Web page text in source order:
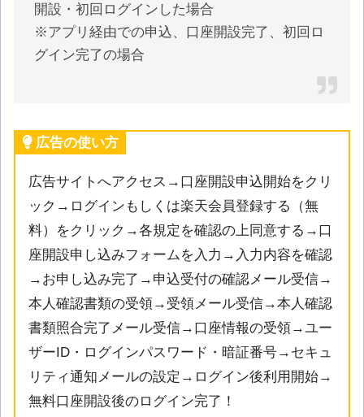
開設・初回ログインした場合
※アプリ経由での申込、口座開設完了、初回ロ
グイン完了の場合
広告の使い方
広告サイトへアクセス→口座開設申込開始をクリ
ック→ログインもしくは楽天会員登録する（無
料）をクリック→各規定を確認の上同意する→口
座開設申し込みフォームを入力→入力内容を確認
→お申し込み完了→申込受付の確認メール受信→
本人確認書類の受領→受領メール受信→本人確認
書類照合完了メール受信→口座情報の受領→ユー
ザーID・ログインパスワード・暗証番号→セキュ
リティ通知メールの設定→ログイン後利用開始→
無料口座開設後のログイン完了！